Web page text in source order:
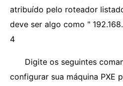
atribuído pelo roteador
deve ser algo como "
4
Digite os seguintes
configurar sua máquina PXE